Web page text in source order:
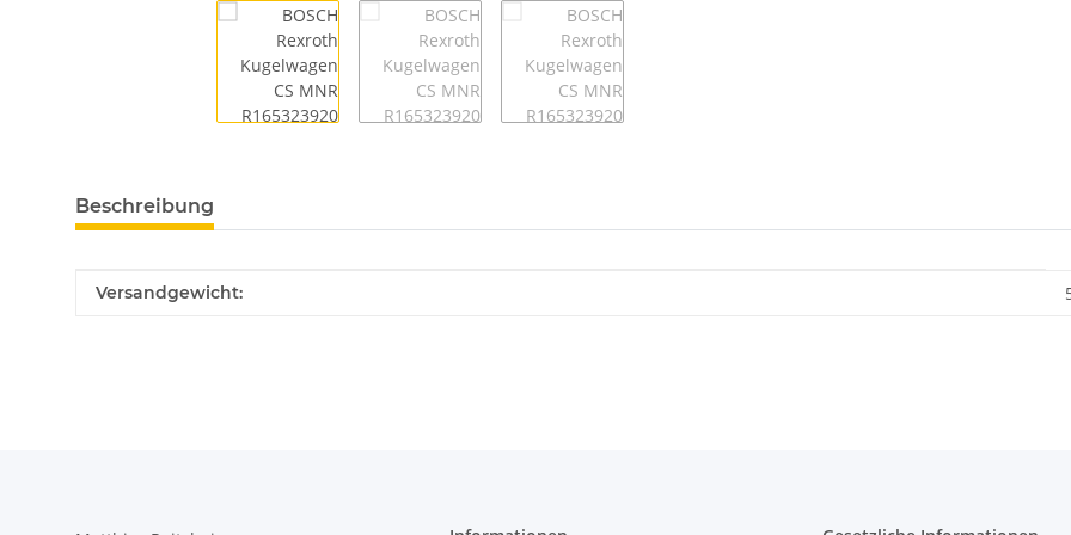
Beschreibung
Produkteigenschaft
Wert
Versandgewicht: